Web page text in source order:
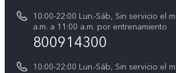
Y31 5G
Manual del usuario
Servicio de Agendamiento
Acerca de nosotros
Avisos legales
10:00-22:00 Lun.-Sáb, Sin servicio el
a.m. a 11:00 a.m. por entrenamiento
800914300
10:00-22:00 Lun.-Sáb, Sin servicio el